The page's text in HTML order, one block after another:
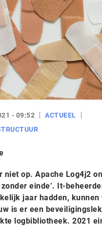
- 09:52
ACTUEEL
niet op. Apache Log4j2
zonder einde’. It-
jaar hadden, kunnen
is er een
logbibliotheek. 2021